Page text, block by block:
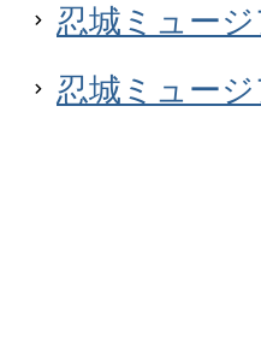
忍城ミュー
忍城ミュー